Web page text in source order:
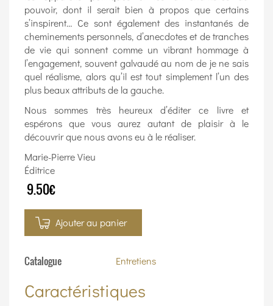
pouvoir, dont il serait bien à propos que certains
s’inspirent… Ce sont également des instantanés de
cheminements personnels, d’anecdotes et de tranches
de vie qui sonnent comme un vibrant hommage à
l’engagement, souvent galvaudé au nom de je ne sais
quel réalisme, alors qu’il est tout simplement l’un des
plus beaux attributs de la gauche.
Nous sommes très heureux d’éditer ce livre et
espérons que vous aurez autant de plaisir à le
découvrir que nous avons eu à le réaliser.
Marie-Pierre Vieu
Éditrice
9.50€
Ajouter au panier
Catalogue Entretiens
Caractéristiques